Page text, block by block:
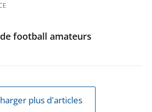
football amateurs
plus d'articles